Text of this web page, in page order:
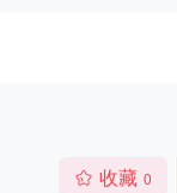
收藏 0